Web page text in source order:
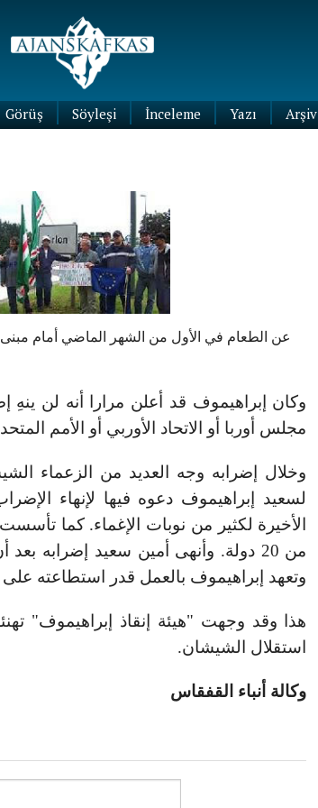
Görüş Söyleşi İnceleme
Yazı
Arşiv
عن الطعام في الأول من الشهر الماضي أمام
مجلس أوربا أو الاتحاد الأوربي أو الأمم
وخلال إضرابه وجه العديد من الزعماء
لسعيد إبراهيموف دعوه فيها لإنهاء
الأخيرة لكثير من نوبات الإغماء. كما
من 20 دولة. وأنهى أمين سعيد إضرابه
وتعهد إبراهيموف بالعمل قدر استطاعته
هذا وقد وجهت "هيئة إنقاذ إبراهيموف"
استقلال الشيشان.
وكالة أنباء القفقاس